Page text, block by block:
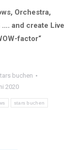
Orchestra,
and create Live
factor“
buchen
2020
stars buchen